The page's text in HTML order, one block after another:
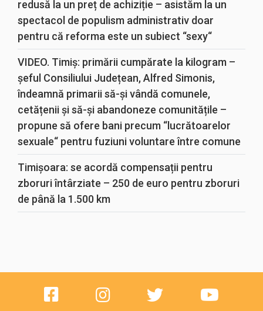
redusă la un preț de achiziție – asistăm la un
spectacol de populism administrativ doar
pentru că reforma este un subiect “sexy“
VIDEO. Timiș: primării cumpărate la kilogram –
șeful Consiliului Județean, Alfred Simonis,
îndeamnă primarii să-și vândă comunele,
cetățenii și să-și abandoneze comunitățile –
propune să ofere bani precum “lucrătoarelor
sexuale“ pentru fuziuni voluntare între comune
Timișoara: se acordă compensații pentru
zboruri întârziate – 250 de euro pentru zboruri
de până la 1.500 km